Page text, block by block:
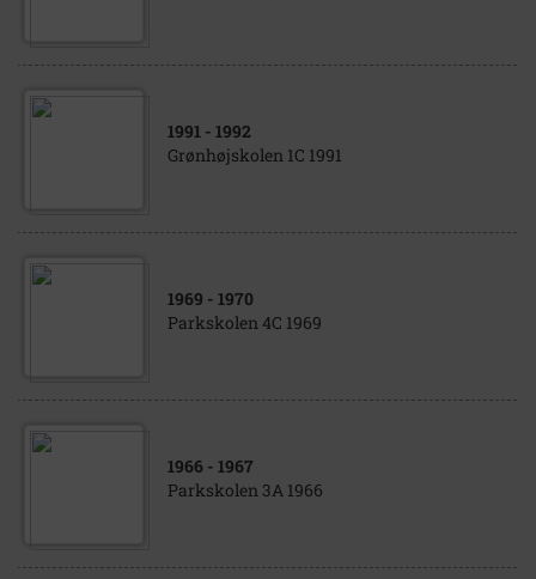
1991 - 1992
Grønhøjskolen 1C 1991
1969 - 1970
Parkskolen 4C 1969
1966 - 1967
Parkskolen 3A 1966